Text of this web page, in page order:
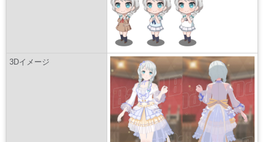
3Dイメージ